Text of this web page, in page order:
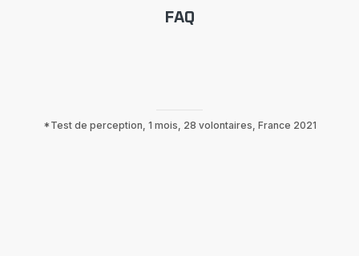
FAQ
*Test de perception, 1 mois, 28 volontaires, France 2021